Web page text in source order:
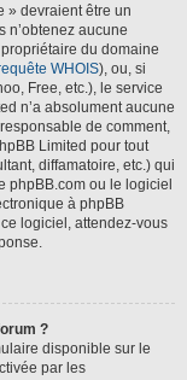
» devraient être un
n’obtenez aucune
du domaine
WHOIS), ou, si
Free, etc.), le service
n’a absolument aucune
de comment,
Limited pour tout
diffamatoire, etc.) qui
phpBB.com ou le logiciel
à phpBB
logiciel, attendez-vous
?
disponible sur le
par les